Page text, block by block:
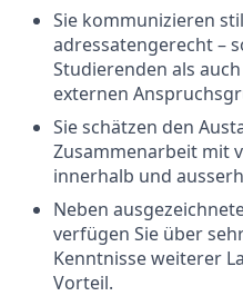
Sie kommunizieren
adressatengerecht –
Studierenden als
externen
Sie schätzen den
Zusammenarbeit mit
innerhalb und
Neben
verfügen Sie über
Kenntnisse weiterer
Vorteil.